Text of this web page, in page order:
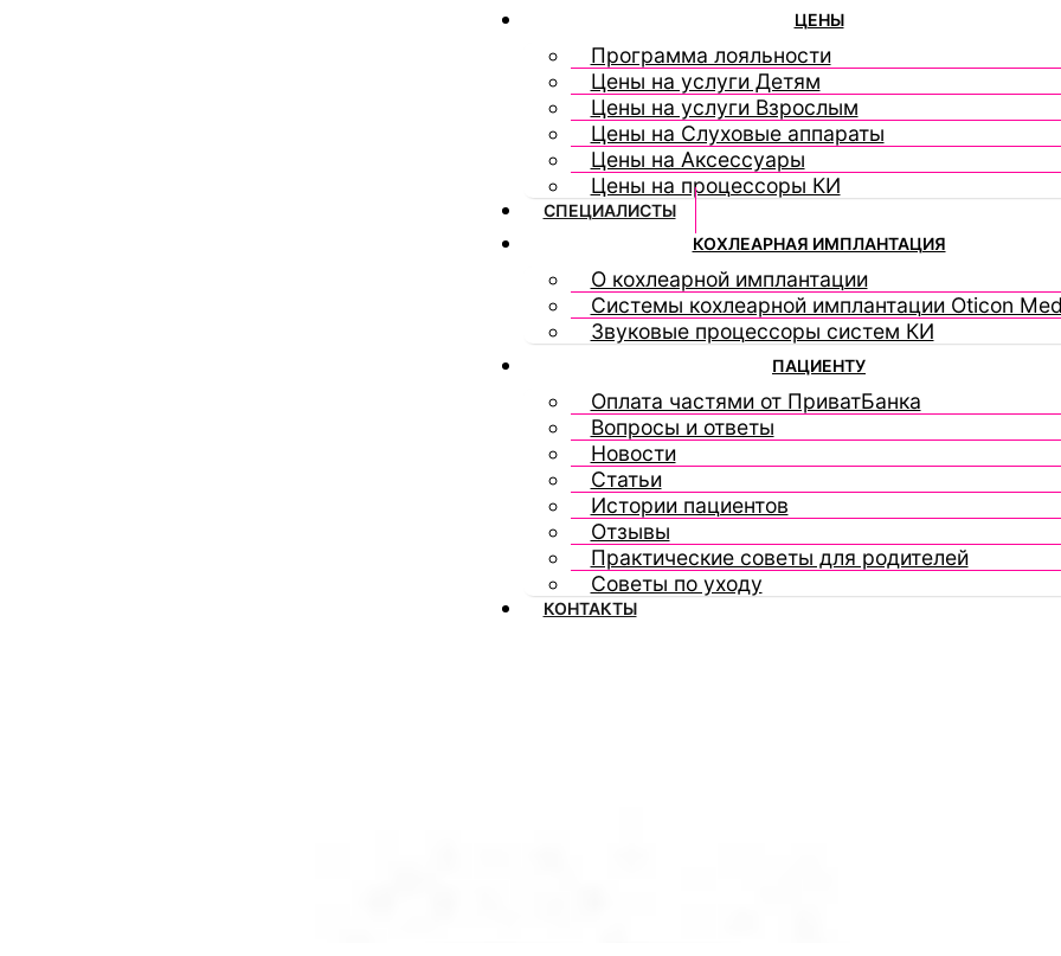
ЦЕНЫ
Программа лояльности
Цены на услуги Детям
Цены на услуги Взрослым
Цены на Слуховые аппараты
Цены на Аксессуары
Цены на процессоры КИ
СПЕЦИАЛИСТЫ
КОХЛЕАРНАЯ ИМПЛАНТАЦИЯ
О кохлеарной имплантации
Системы кохлеарной имплантации Oticon
Звуковые процессоры систем КИ
ПАЦИЕНТУ
Оплата частями от ПриватБанка
Вопросы и ответы
Новости
Статьи
Истории пациентов
Отзывы
Практические советы для родителей
Советы по уходу
КОНТАКТЫ